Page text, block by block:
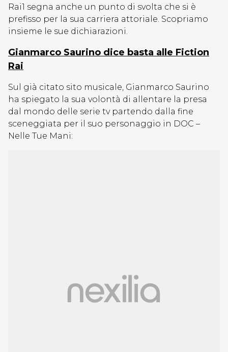
Rai1 segna anche un punto di svolta che si è
prefisso per la sua carriera attoriale. Scopriamo
insieme le sue dichiarazioni.
Gianmarco Saurino dice basta alle Fiction
Rai
Sul già citato sito musicale, Gianmarco Saurino
ha spiegato la sua volontà di allentare la presa
dal mondo delle serie tv partendo dalla fine
sceneggiata per il suo personaggio in DOC –
Nelle Tue Mani: